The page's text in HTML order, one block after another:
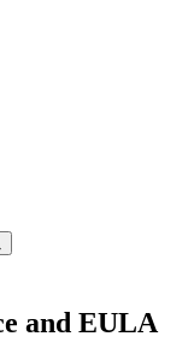
and EULA